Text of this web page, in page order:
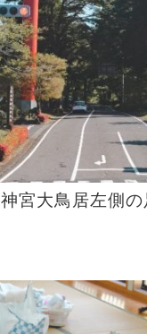
宮大鳥居左側